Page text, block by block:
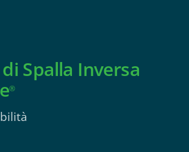
Spalla Inversa
®